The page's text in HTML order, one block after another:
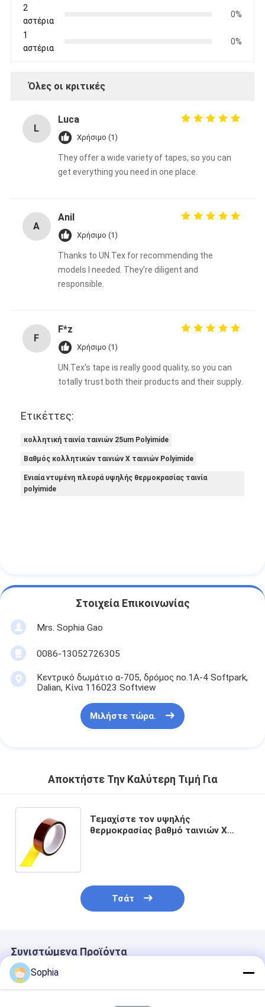
2
αστέρια
0%
1
αστέρια
0%
Όλες οι κριτικές
L
Luca
Χρήσιμο (1)
They offer a wide variety of tapes, so you can
get everything you need in one place.
A
Anil
Χρήσιμο (1)
Thanks to UN.Tex for recommending the
models I needed. They're diligent and
responsible.
F
F*z
Χρήσιμο (1)
UN.Tex's tape is really good quality, so you can
totally trust both their products and their supply.
Ετικέττες:
κολλητική ταινία ταινιών 25um Polyimide
Βαθμός κολλητικών ταινιών Χ ταινιών Polyimide
Ενιαία ντυμένη πλευρά υψηλής θερμοκρασίας ταινία
polyimide
Στοιχεία Επικοινωνίας
Mrs. Sophia Gao
0086-13052726305
Κεντρικό δωμάτιο α-705, δρόμος no.1A-4 Softpark,
Dalian, Κίνα 116023 Softview
Μιλήστε τώρα.
Αποκτήστε Την Καλύτερη Τιμή Για
Τεμαχίστε τον υψηλής
θερμοκρασίας βαθμό ταινιών Χ
Τσάτ
Συνιστώμενα Προϊόντα
Sophia